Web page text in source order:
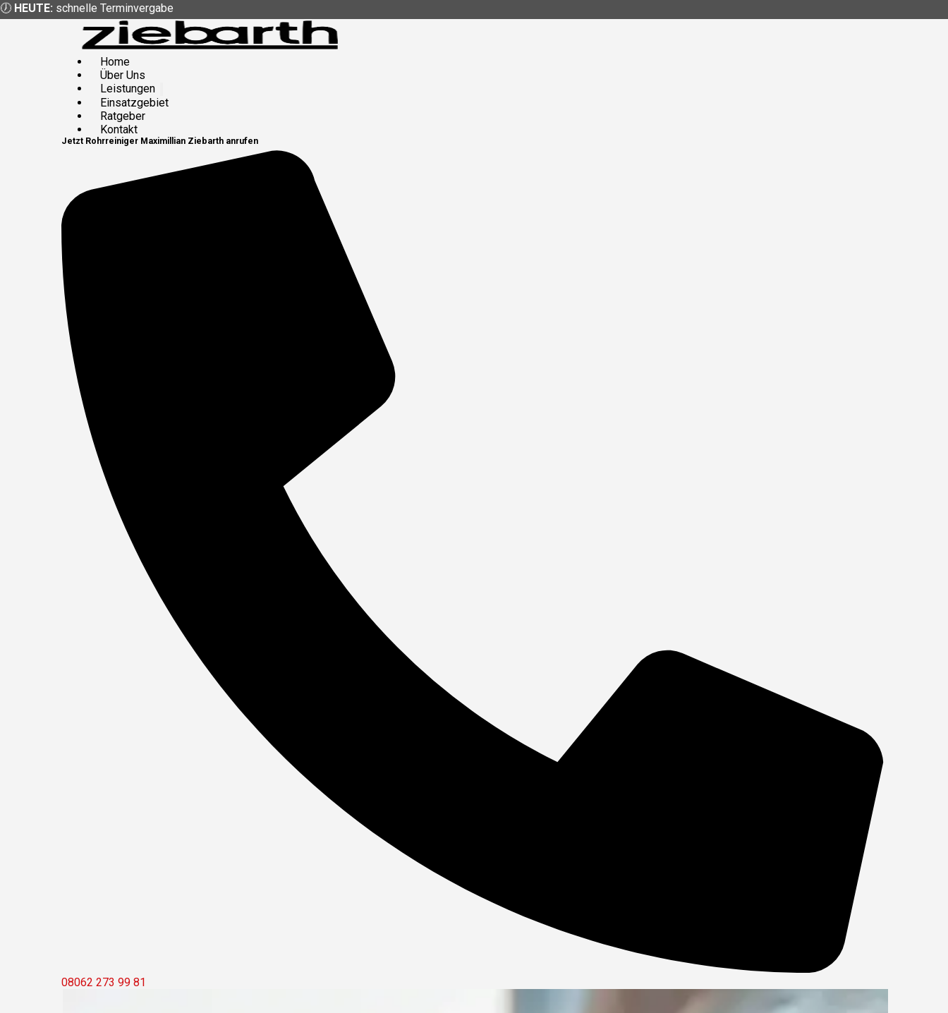
🕖 HEUTE: schnelle Terminvergabe
Home
Über Uns
Leistungen
Einsatzgebiet
Ratgeber
Kontakt
Jetzt Rohrreiniger Maximillian Ziebarth anrufen
08062 273 99 81